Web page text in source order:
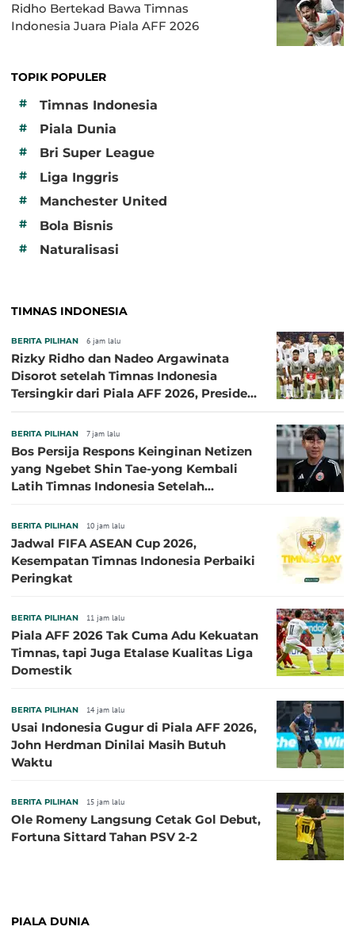
Ridho Bertekad Bawa Timnas
Indonesia Juara Piala AFF 2026
TOPIK POPULER
#
Timnas Indonesia
# Piala Dunia
# Bri Super League
# Liga Inggris
# Manchester United
# Bola Bisnis
# Naturalisasi
TIMNAS INDONESIA
BERITA PILIHAN 6 jam lalu
Rizky Ridho dan Nadeo Argawinata
Disorot setelah Timnas Indonesia
Tersingkir dari Piala AFF 2026, Presiden
BERITA PILIHAN 7 jam lalu
Bos Persija Respons Keinginan Netizen
yang Ngebet Shin Tae-yong Kembali
Latih Timnas Indonesia Setelah
BERITA PILIHAN 10 jam lalu
Jadwal FIFA ASEAN Cup 2026,
Kesempatan Timnas Indonesia Perbaiki
Peringkat
BERITA PILIHAN 11 jam lalu
Piala AFF 2026 Tak Cuma Adu Kekuatan
Timnas, tapi Juga Etalase Kualitas Liga
Domestik
BERITA PILIHAN 14 jam lalu
Usai Indonesia Gugur di Piala AFF 2026,
John Herdman Dinilai Masih Butuh
Waktu
BERITA PILIHAN 15 jam lalu
Ole Romeny Langsung Cetak Gol Debut,
Fortuna Sittard Tahan PSV 2-2
PIALA DUNIA